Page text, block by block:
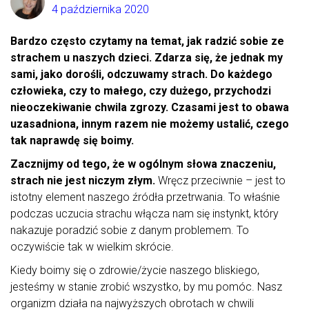
4 października 2020
Bardzo często czytamy na temat, jak radzić sobie ze
strachem u naszych dzieci. Zdarza się, że jednak my
sami, jako dorośli, odczuwamy strach. Do każdego
człowieka, czy to małego, czy dużego, przychodzi
nieoczekiwanie chwila zgrozy. Czasami jest to obawa
uzasadniona, innym razem nie możemy ustalić, czego
tak naprawdę się boimy.
Zacznijmy od tego, że w ogólnym słowa znaczeniu,
strach nie jest niczym złym. Wręcz przeciwnie – jest to
istotny element naszego źródła przetrwania. To właśnie
podczas uczucia strachu włącza nam się instynkt, który
nakazuje poradzić sobie z danym problemem. To
oczywiście tak w wielkim skrócie.
Kiedy boimy się o zdrowie/życie naszego bliskiego,
jesteśmy w stanie zrobić wszystko, by mu pomóc. Nasz
organizm działa na najwyższych obrotach w chwili